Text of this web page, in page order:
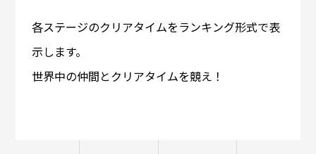
各ステージのクリアタイムをランキング形式で表
示します。
世界中の仲間とクリアタイムを競え！